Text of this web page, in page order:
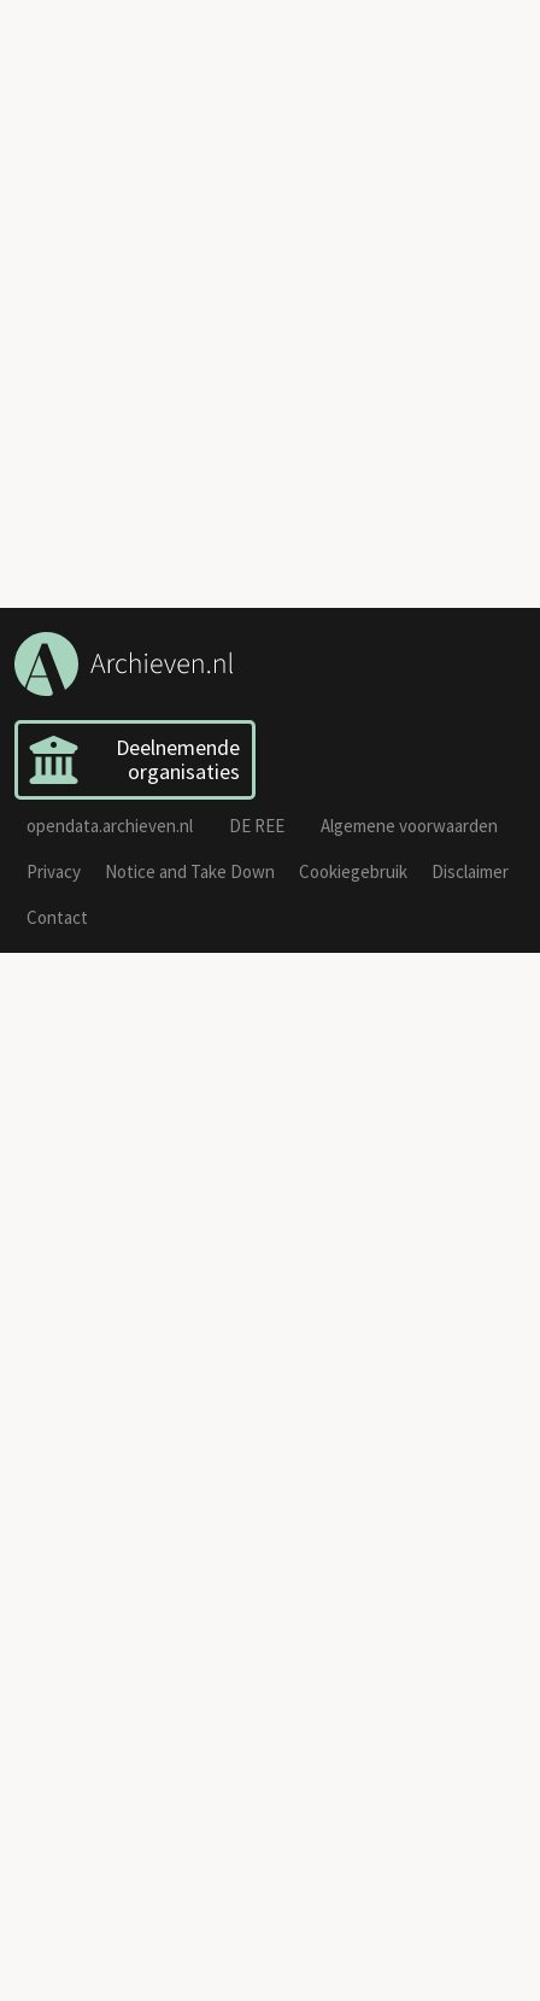
Deelnemende
organisaties
opendata.archieven.nl DE REE
Algemene voorwaarden
Privacy
Notice and Take Down Cookiegebruik
Disclaimer
Contact